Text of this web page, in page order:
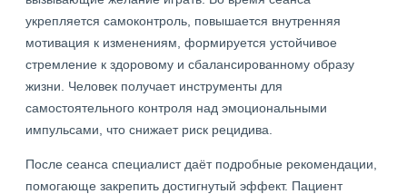
укрепляется самоконтроль, повышается внутренняя
мотивация к изменениям, формируется устойчивое
стремление к здоровому и сбалансированному образу
жизни. Человек получает инструменты для
самостоятельного контроля над эмоциональными
импульсами, что снижает риск рецидива.
После сеанса специалист даёт подробные рекомендации,
помогающе закрепить достигнутый эффект. Пациент